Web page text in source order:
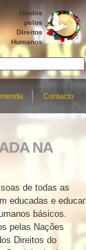
Unidos
pelos
Direitos
Humanos
Contacto
NA
de todas as
educadas e educar
básicos.
pelas Nações
Direitos do